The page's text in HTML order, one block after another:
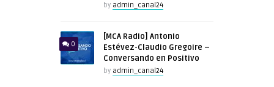
by admin_canal24
0
[MCA Radio] Antonio
Estévez-Claudio Gregoire –
Conversando en Positivo
by admin_canal24